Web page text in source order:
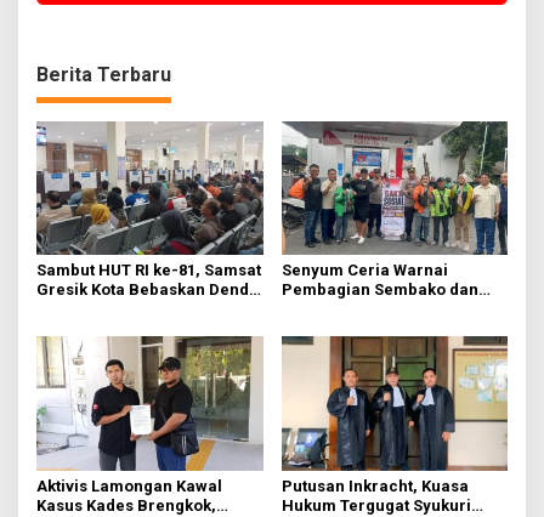
Berita Terbaru
Sambut HUT RI ke-81, Samsat
Gresik Kota Bebaskan Denda
Senyum Ceria Warnai
Pembagian Sembako dan
Aktivis Lamongan Kawal
Kasus Kades Brengkok,
Putusan Inkracht, Kuasa
Hukum Tergugat Syukuri